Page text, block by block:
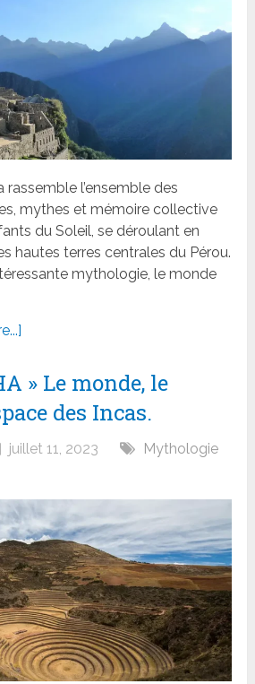
l’ensemble des
mythes et mémoire collective
du Soleil, se déroulant en
hautes terres centrales du Pérou.
mythologie, le monde
» Le monde, le
des Incas.
juillet 11, 2023
Mythologie